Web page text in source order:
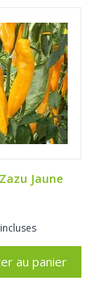
Jaune
au panier